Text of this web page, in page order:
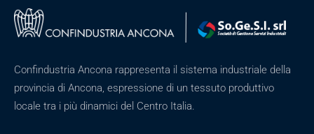
Confindustria Ancona rappresenta il sistema industriale della
provincia di Ancona, espressione di un tessuto produttivo
locale tra i più dinamici del Centro Italia.